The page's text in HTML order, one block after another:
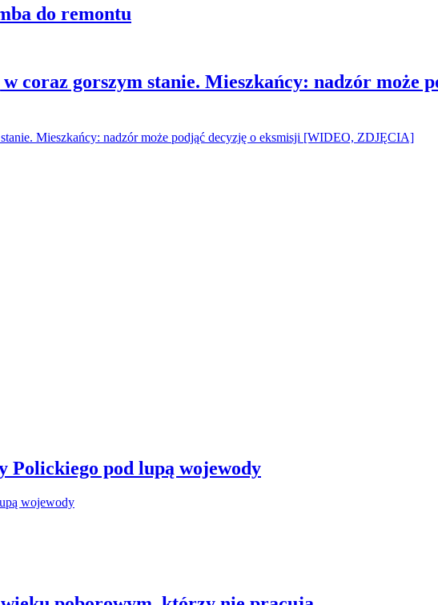
do remontu
coraz gorszym stanie. Mieszkańcy: nadzór może
Polickiego pod lupą wojewody